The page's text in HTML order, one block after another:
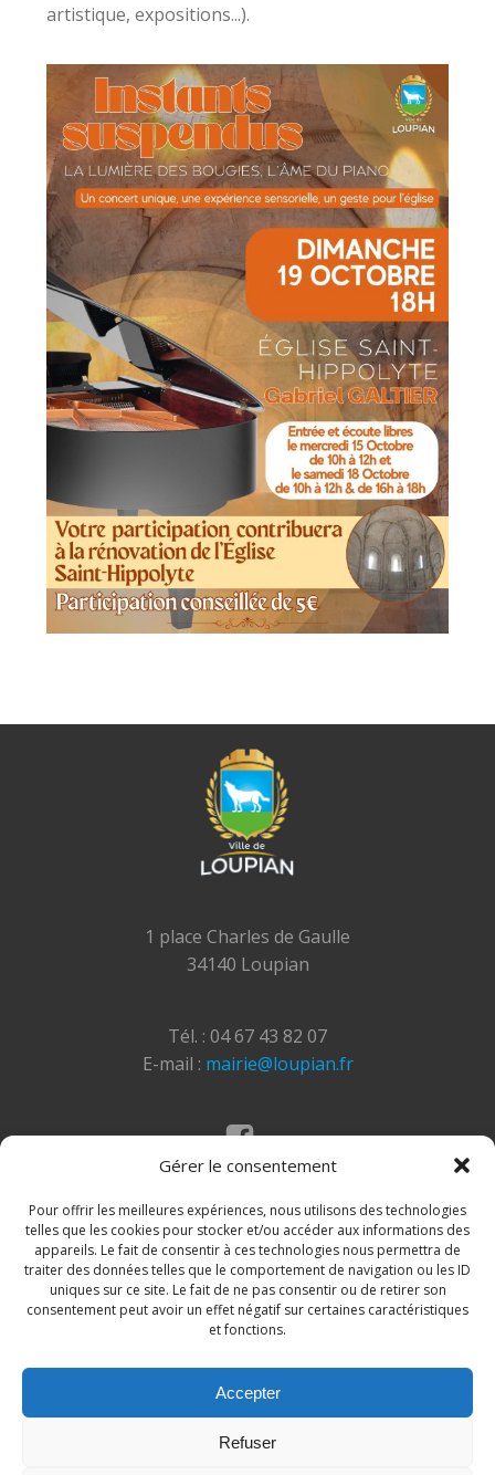
Gérer le consentement
Pour offrir les meilleures expériences, nous utilisons des technologies
telles que les cookies pour stocker et/ou accéder aux informations des
appareils. Le fait de consentir à ces technologies nous permettra de
traiter des données telles que le comportement de navigation ou les ID
uniques sur ce site. Le fait de ne pas consentir ou de retirer son
consentement peut avoir un effet négatif sur certaines caractéristiques
et fonctions.
Accepter
Refuser
artistique, expositions...).
1 place Charles de Gaulle
34140 Loupian
Tél. : 04 67 43 82 07
E-mail : mairie@loupian.fr
© 2026 Site de la commune de Loupian. Un service
proposé parComm'un Site